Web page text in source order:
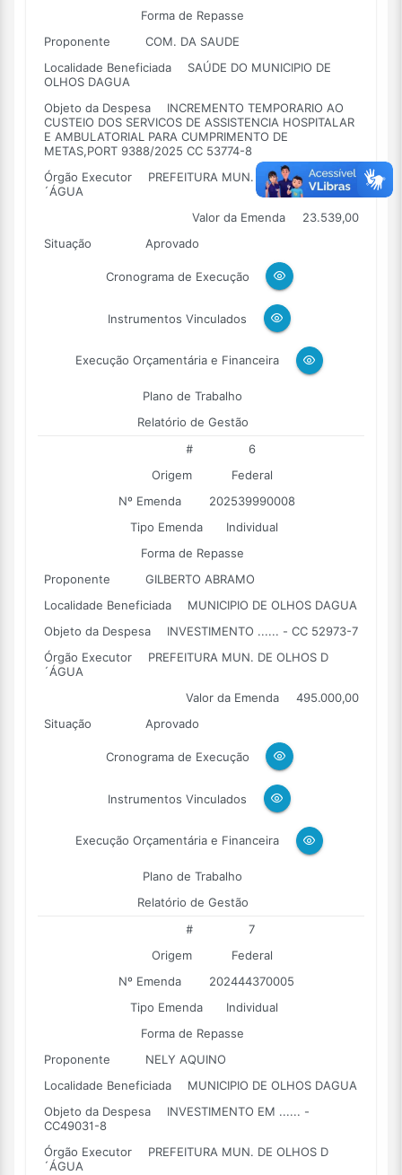
Forma de Repasse
Proponente
COM. DA SAUDE
Localidade Beneficiada
SAÚDE DO MUNICIPIO DE
OLHOS DAGUA
Objeto da Despesa
INCREMENTO TEMPORARIO AO
CUSTEIO DOS SERVICOS DE ASSISTENCIA HOSPITALAR
E AMBULATORIAL PARA CUMPRIMENTO DE
METAS,PORT 9388/2025 CC 53774-8
Órgão Executor
PREFEITURA MUN. DE OLHOS D
´ÁGUA
Valor da Emenda
23.539,00
Situação
Aprovado
Cronograma de Execução
Instrumentos Vinculados
Execução Orçamentária e Financeira
Plano de Trabalho
Relatório de Gestão
#
6
Origem
Federal
Nº Emenda
202539990008
Tipo Emenda
Individual
Forma de Repasse
Proponente
GILBERTO ABRAMO
Localidade Beneficiada
MUNICIPIO DE OLHOS DAGUA
Objeto da Despesa
INVESTIMENTO ...... - CC 52973-7
Órgão Executor
PREFEITURA MUN. DE OLHOS D
´ÁGUA
Valor da Emenda
495.000,00
Situação
Aprovado
Cronograma de Execução
Instrumentos Vinculados
Execução Orçamentária e Financeira
Plano de Trabalho
Relatório de Gestão
#
7
Origem
Federal
Nº Emenda
202444370005
Tipo Emenda
Individual
Forma de Repasse
Proponente
NELY AQUINO
Localidade Beneficiada
MUNICIPIO DE OLHOS DAGUA
Objeto da Despesa
INVESTIMENTO EM ...... -
CC49031-8
Órgão Executor
PREFEITURA MUN. DE OLHOS D
´ÁGUA